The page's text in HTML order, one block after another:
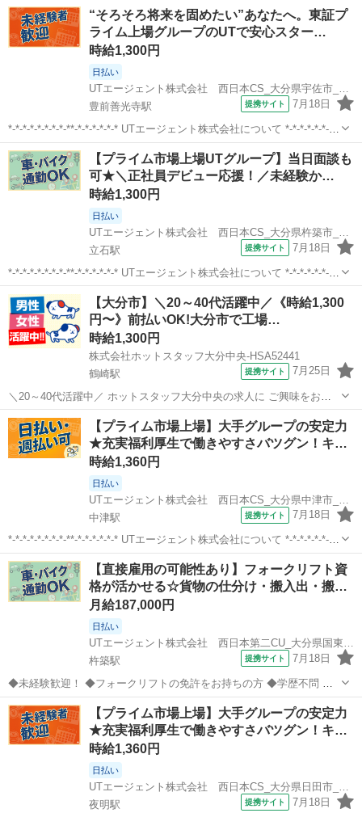
いながらスマホですぐにWEB面談ができる！履歴書・志望動機不要・
私服でOK！ 今までの経...
大分 日田市 倉庫
“そろそろ将来を固めたい”あなたへ。東証プ
ライム上場グループのUTで安心スター…
時給1,300円
日払い
UTエージェント株式会社 西日本CS_大分県宇佐市_製造
豊前善光寺駅
提携サイト 7月18日
*-*-*-*-*-*-*-*-**-*-*-*-*-*-* UTエージェント株式会社について *-*-*-*-*-*-*-
*-**-*-*-*-*-*-* 当社は「無期雇用派遣」を行っている会社です。 採用決
定後はUTエー...
大分 宇佐市 豊前善光寺駅 倉庫
【プライム市場上場UTグループ】当日面談も
可★＼正社員デビュー応援！／未経験か…
時給1,300円
日払い
UTエージェント株式会社 西日本CS_大分県杵築市_製造
立石駅
提携サイト 7月18日
*-*-*-*-*-*-*-*-**-*-*-*-*-*-* UTエージェント株式会社について *-*-*-*-*-*-*-
*-**-*-*-*-*-*-* 当社は「無期雇用派遣」を行っている会社です。 採用決
定後はUTエー...
大分 杵築市 立石駅
【大分市】＼20～40代活躍中／《時給1,300
円〜》前払いOK!大分市で工場…
時給1,300円
株式会社ホットスタッフ大分中央-HSA52441
鶴崎駅
提携サイト 7月25日
＼20～40代活躍中／ ホットスタッフ大分中央の求人に ご興味をお持
ちいただき、ありがとうございます! *—————おすすめPOINT
—————* ●高時給1,300円以上 ●未経験歓迎・無資格歓迎 ●土日祝休
み&残業なし...
大分 大分市 鶴崎駅 倉庫
【プライム市場上場】大手グループの安定力
★充実福利厚生で働きやすさバツグン！キ…
時給1,360円
日払い
中津駅
提携サイト 7月18日
*-*-*-*-*-*-*-*-**-*-*-*-*-*-* UTエージェント株式会社について *-*-*-*-*-*-*-
*-**-*-*-*-*-*-* 当社は「無期雇用派遣」を行っている会社です。 採用決
定後はUTエー...
大分 中津市 中津駅 倉庫
【直接雇用の可能性あり】フォークリフト資
格が活かせる☆貨物の仕分け・搬入出・搬…
月給187,000円
日払い
UTエージェント株式会社 西日本第二CU_大分県国東市_フォークリフト・クレーン
杵築駅
提携サイト 7月18日
◆未経験歓迎！ ◆フォークリフトの免許をお持ちの方 ◆学歴不問 ☆
貨物の仕分け・搬入出・搬送の経験者歓迎☆ ◎若手男女活躍中！ 《履
歴書不要☆オンライン面接OK》 家にいながらスマホですぐにWEB面
談ができる！履歴書・志...
大分 国東市 杵築駅 倉庫
【プライム市場上場】大手グループの安定力
★充実福利厚生で働きやすさバツグン！キ…
時給1,360円
日払い
UTエージェント株式会社 西日本CS_大分県日田市_製造
夜明駅
提携サイト 7月18日